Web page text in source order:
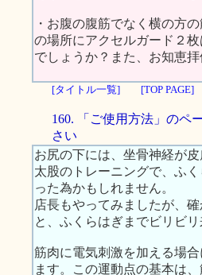
・お腹の腹筋でなく横の方
の場所にアクセルガード２
でしょうか？また、お知恵拝
[タイトル一覧] [TOP PAGE]
160. 「ご使用方法」のペ
さい
お尻の下には、坐骨神経が
太股のトレーニングで、ふ
った為かもしれません。
店長もやってみましたが、
と、ふくらはぎまでビリビ
筋肉に電気刺激を加える場
ます。この運動点の基本は